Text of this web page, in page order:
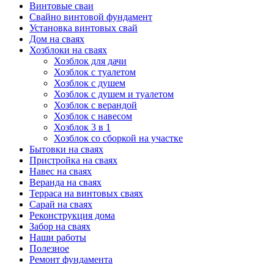
Винтовые сваи
Свайно винтовой фундамент
Установка винтовых свай
Дом на сваях
Хозблоки на сваях
Хозблок для дачи
Хозблок с туалетом
Хозблок с душем
Хозблок с душем и туалетом
Хозблок с верандой
Хозблок с навесом
Хозблок 3 в 1
Хозблок со сборкой на участке
Бытовки на сваях
Пристройка на сваях
Навес на сваях
Веранда на сваях
Терраса на винтовых сваях
Cарай на сваях
Реконструкция дома
Забор на сваях
Наши работы
Полезное
Ремонт фундамента